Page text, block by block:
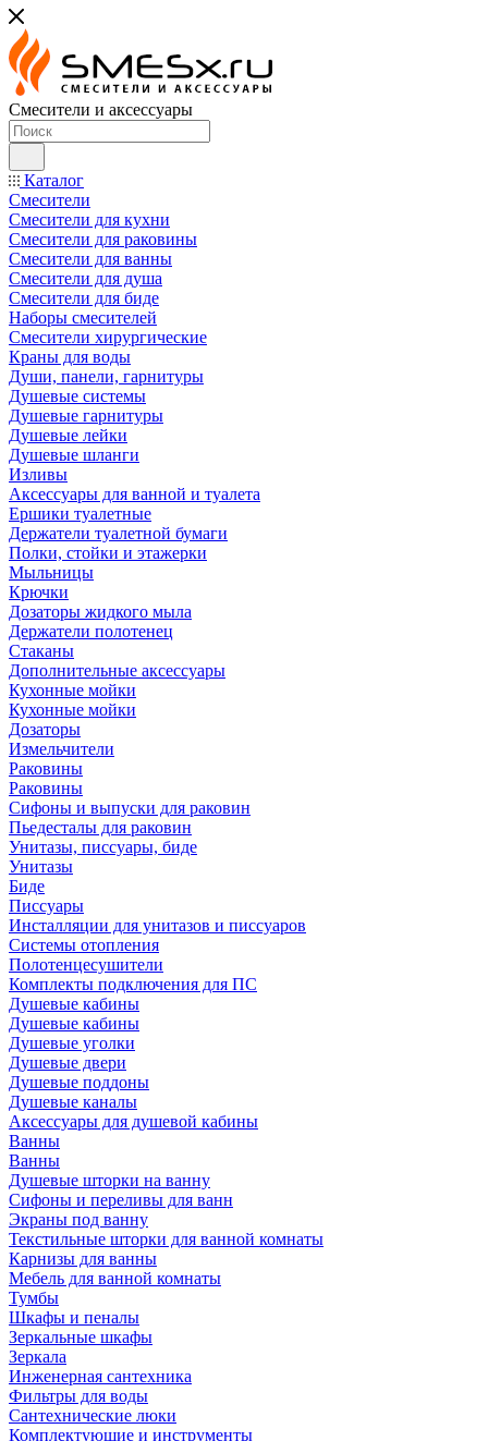
Смесители и аксессуары
Каталог
Смесители
Смесители для кухни
Смесители для раковины
Смесители для ванны
Смесители для душа
Смесители для биде
Наборы смесителей
Смесители хирургические
Краны для воды
Души, панели, гарнитуры
Душевые системы
Душевые гарнитуры
Душевые лейки
Душевые шланги
Изливы
Аксессуары для ванной и туалета
Ершики туалетные
Держатели туалетной бумаги
Полки, стойки и этажерки
Мыльницы
Крючки
Дозаторы жидкого мыла
Держатели полотенец
Стаканы
Дополнительные аксессуары
Кухонные мойки
Кухонные мойки
Дозаторы
Измельчители
Раковины
Раковины
Сифоны и выпуски для раковин
Пьедесталы для раковин
Унитазы, писсуары, биде
Унитазы
Биде
Писсуары
Инсталляции для унитазов и писсуаров
Системы отопления
Полотенцесушители
Комплекты подключения для ПС
Душевые кабины
Душевые кабины
Душевые уголки
Душевые двери
Душевые поддоны
Душевые каналы
Аксессуары для душевой кабины
Ванны
Ванны
Душевые шторки на ванну
Сифоны и переливы для ванн
Экраны под ванну
Текстильные шторки для ванной комнаты
Карнизы для ванны
Мебель для ванной комнаты
Тумбы
Шкафы и пеналы
Зеркальные шкафы
Зеркала
Инженерная сантехника
Фильтры для воды
Сантехнические люки
Комплектующие и инструменты